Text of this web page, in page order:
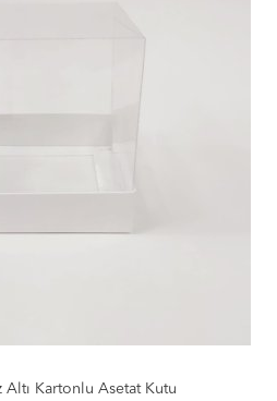
Altı Kartonlu Asetat Kutu